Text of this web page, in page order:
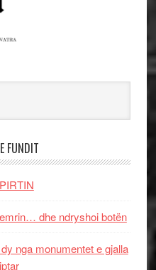
FUNDIT
dhe ndryshoi botën
nga monumentet e gjalla